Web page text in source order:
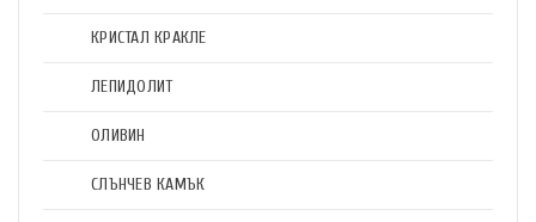
КРИСТАЛ КРАКЛЕ
ЛЕПИДОЛИТ
ОЛИВИН
СЛЪНЧЕВ КАМЪК